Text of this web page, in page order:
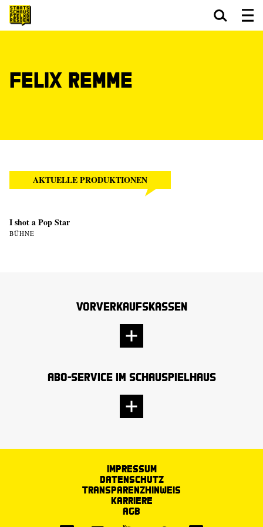
Felix Remme
AKTUELLE PRODUKTIONEN
I shot a Pop Star
BÜHNE
Vorverkaufskassen
Abo-Service im Schauspielhaus
Impressum
Datenschutz
Transparenzhinweis
Karriere
AGB